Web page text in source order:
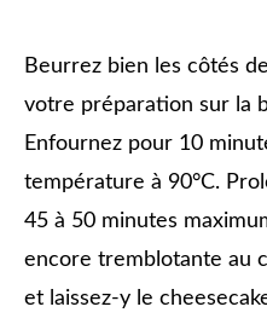
Beurrez bien les côtés
votre préparation sur la
Enfournez pour 10
température à 90°C.
45 à 50 minutes
encore tremblotante au
et laissez-y le